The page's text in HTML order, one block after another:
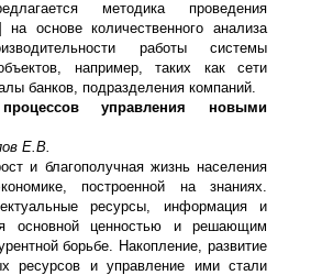
методика проведения
на основе количественного анализа
работы системы
например, таких как сети
банков, подразделения компаний.
управления новыми
Е.В.
и благополучная жизнь населения
построенной на знаниях.
ресурсы, информация и
основной ценностью и решающим
борьбе. Накопление, развитие
ресурсов и управление ими стали